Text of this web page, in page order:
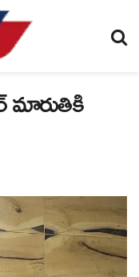
మారుతికి